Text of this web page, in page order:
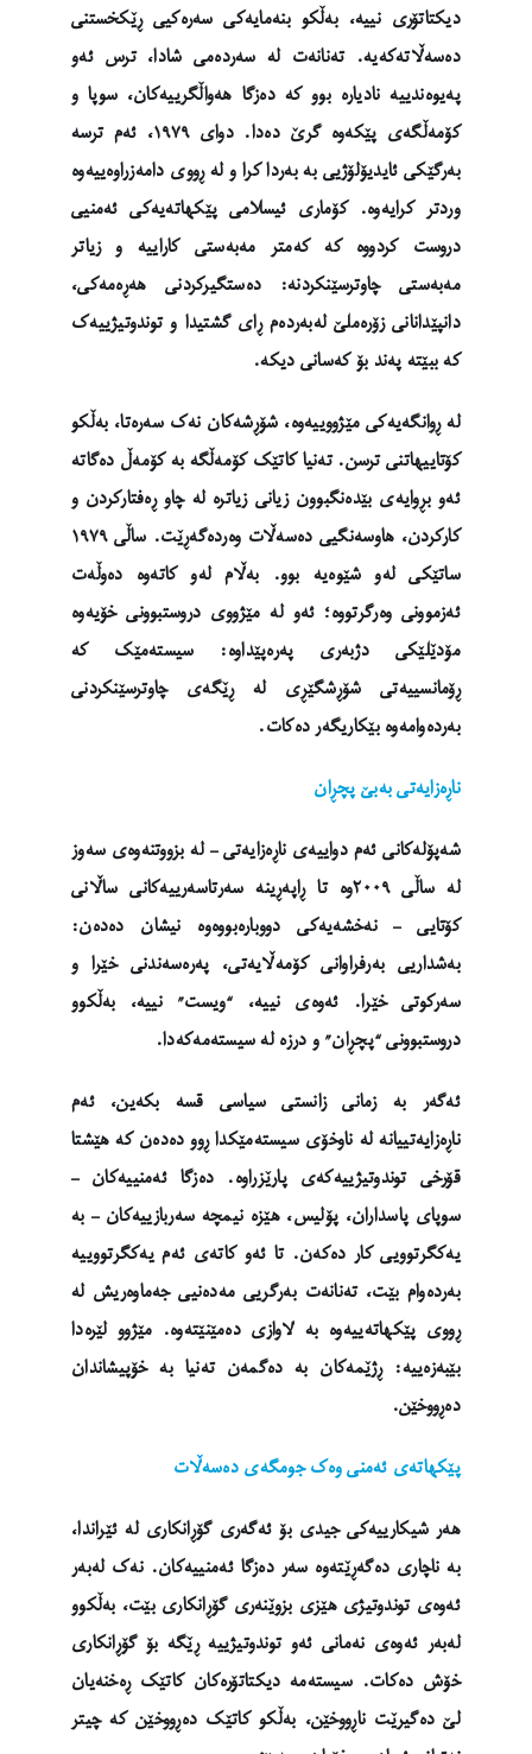
دیکتاتۆری نییە، بەڵکو بنەمایەکی سەرەکیی ڕێکخستنی
دەسەڵاتەکەیە. تەنانەت لە سەردەمی شادا، ترس ئەو
پەیوەندییە نادیارە بوو کە دەزگا هەواڵگرییەکان، سوپا و
کۆمەڵگەی پێکەوە گرێ دەدا. دوای ١٩٧٩، ئەم ترسە
بەرگێکی ئایدیۆلۆژیی بە بەردا کرا و لە ڕووی دامەزراوەییەوە
وردتر کرایەوە. کۆماری ئیسلامی پێکهاتەیەکی ئەمنیی
دروست کردووە کە کەمتر مەبەستی کاراییە و زیاتر
مەبەستی چاوترسێنکردنە: دەستگیرکردنی هەڕەمەکی،
دانپێدانانی زۆرەملێ لەبەردەم ڕای گشتیدا و توندوتیژییەک
کە ببێتە پەند بۆ کەسانی دیکە.
لە ڕوانگەیەکی مێژووییەوە، شۆڕشەکان نەک سەرەتا، بەڵکو
کۆتاییهاتنی ترسن. تەنیا کاتێک کۆمەڵگە بە کۆمەڵ دەگاتە
ئەو بڕوایەی بێدەنگبوون زیانی زیاترە لە چاو ڕەفتارکردن و
کارکردن، هاوسەنگیی دەسەڵات وەردەگەڕێت. ساڵی ١٩٧٩
ساتێکی لەو شێوەیە بوو. بەڵام لەو کاتەوە دەوڵەت
ئەزموونی وەرگرتووە؛ ئەو لە مێژووی دروستبوونی خۆیەوە
مۆدێلێکی دژبەری پەرەپێداوە: سیستەمێک کە
ڕۆمانسییەتی شۆڕشگێڕی لە ڕێگەی چاوترسێنکردنی
بەردەوامەوە بێکاریگەر دەکات.
ناڕەزایەتی بەبێ پچڕان
شەپۆلەکانی ئەم دواییەی ناڕەزایەتی – لە بزووتنەوەی سەوز
لە ساڵی ٢٠٠٩وە تا ڕاپەڕینە سەرتاسەرییەکانی ساڵانی
کۆتایی – نەخشەیەکی دووبارەبووەوە نیشان دەدەن:
بەشداریی بەرفراوانی کۆمەڵایەتی، پەرەسەندنی خێرا و
سەرکوتی خێرا. ئەوەی نییە، “ویست” نییە، بەڵکوو
دروستبوونی “پچڕان” و درزە لە سیستەمەکەدا.
ئەگەر بە زمانی زانستی سیاسی قسە بکەین، ئەم
ناڕەزایەتییانە لە ناوخۆی سیستەمێکدا ڕوو دەدەن کە هێشتا
قۆرخی توندوتیژییەکەی پارێزراوە. دەزگا ئەمنییەکان –
سوپای پاسداران، پۆلیس، هێزە نیمچە سەربازییەکان – بە
یەکگرتوویی کار دەکەن. تا ئەو کاتەی ئەم یەکگرتووییە
بەردەوام بێت، تەنانەت بەرگریی مەدەنیی جەماوەریش لە
ڕووی پێکهاتەییەوە بە لاوازی دەمێنێتەوە. مێژوو لێرەدا
بێبەزەییە: ڕژێمەکان بە دەگمەن تەنیا بە خۆپیشاندان
دەڕووخێن.
پێکهاتەی ئەمنی وەک جومگەی دەسەڵات
هەر شیکارییەکی جیدی بۆ ئەگەری گۆڕانکاری لە ئێراندا،
بە ناچاری دەگەڕێتەوە سەر دەزگا ئەمنییەکان. نەک لەبەر
ئەوەی توندوتیژی هێزی بزوێنەری گۆڕانکاری بێت، بەڵکوو
لەبەر ئەوەی نەمانی ئەو توندوتیژییە ڕێگە بۆ گۆڕانکاری
خۆش دەکات. سیستەمە دیکتاتۆرەکان کاتێک ڕەخنەیان
لێ دەگیرێت ناڕووخێن، بەڵکو کاتێک دەڕووخێن کە چیتر